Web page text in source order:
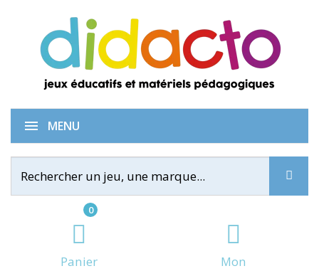
0
Panier
Mon
MENU
Table de mosaïque